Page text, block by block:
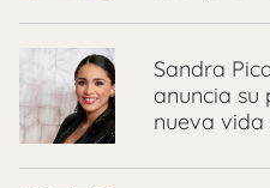
Sandra
anuncia su
nueva